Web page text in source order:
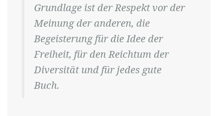
Grundlage ist der Respekt vor der
Meinung der anderen, die
Begeisterung für die Idee der
Freiheit, für den Reichtum der
Diversität und für jedes gute
Buch.